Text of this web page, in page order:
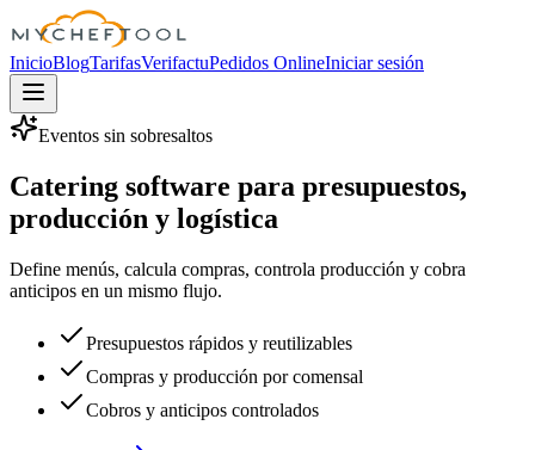
MyChefTool
InicioBlogTarifasVerifactuPedidos OnlineIniciar sesión
Eventos sin sobresaltos
Catering software para presupuestos,
producción y logística
Define menús, calcula compras, controla producción y cobra
anticipos en un mismo flujo.
Presupuestos rápidos y reutilizables
Compras y producción por comensal
Cobros y anticipos controlados